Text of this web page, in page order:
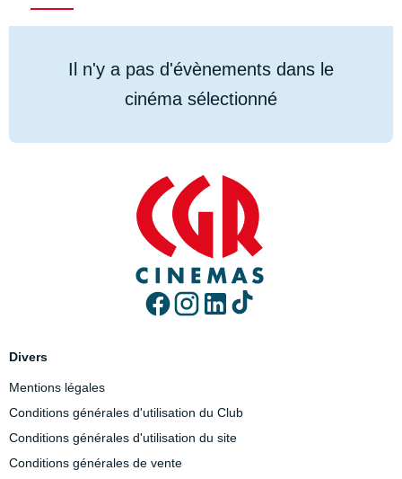
Il n'y a pas d'évènements dans le
cinéma sélectionné
Divers
Mentions légales
Conditions générales d'utilisation du Club
Conditions générales d'utilisation du site
Conditions générales de vente